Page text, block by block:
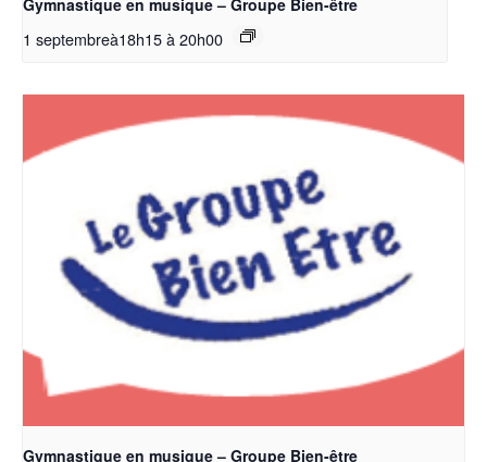
Gymnastique en musique – Groupe Bien-être
1 septembreà18h15à20h00
Gymnastique en musique – Groupe Bien-être